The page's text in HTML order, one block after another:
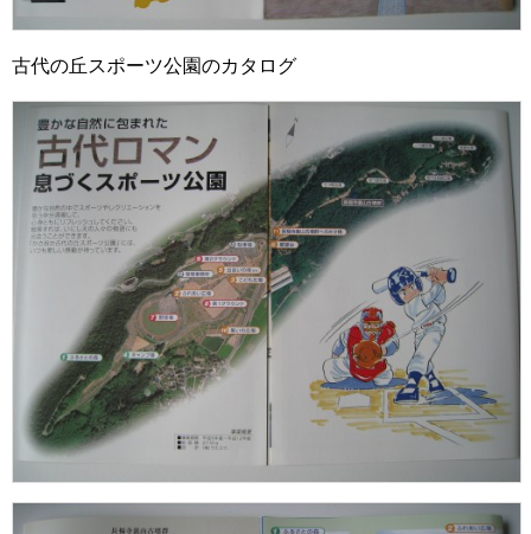
古代の丘スポーツ公園のカタログ